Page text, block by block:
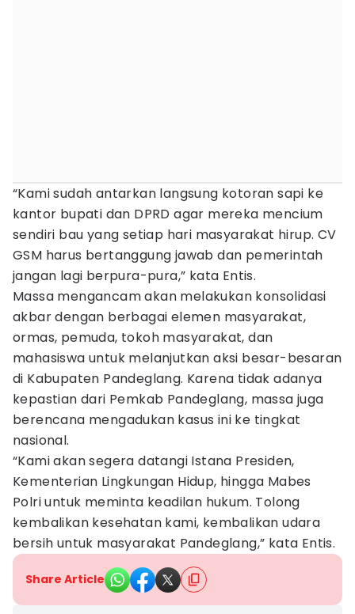
“Kami sudah antarkan langsung kotoran sapi ke
kantor bupati dan DPRD agar mereka mencium
sendiri bau yang setiap hari masyarakat hirup. CV
GSM harus bertanggung jawab dan pemerintah
jangan lagi berpura-pura,” kata Entis.
Massa mengancam akan melakukan konsolidasi
akbar dengan berbagai elemen masyarakat,
ormas, pemuda, tokoh masyarakat, dan
mahasiswa untuk melanjutkan aksi besar-besaran
di Kabupaten Pandeglang. Karena tidak adanya
kepastian dari Pemkab Pandeglang, massa juga
berencana mengadukan kasus ini ke tingkat
nasional.
“Kami akan segera datangi Istana Presiden,
Kementerian Lingkungan Hidup, hingga Mabes
Polri untuk meminta keadilan hukum. Tolong
kembalikan kesehatan kami, kembalikan udara
bersih untuk masyarakat Pandeglang,” kata Entis.
Share Article